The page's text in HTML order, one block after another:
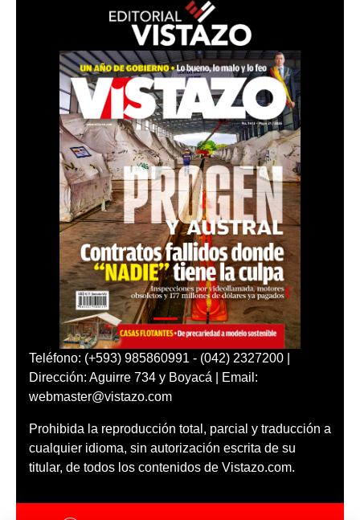
Teléfono: (+593) 985860991 - (042) 2327200 |
Dirección: Aguirre 734 y Boyacá | Email:
webmaster@vistazo.com
Prohibida la reproducción total, parcial y traducción a
cualquier idioma, sin autorización escrita de su
titular, de todos los contenidos de Vistazo.com.